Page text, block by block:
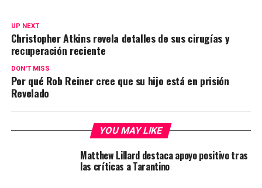
UP NEXT
Christopher Atkins revela detalles de sus cirugías y
recuperación reciente
DON'T MISS
Por qué Rob Reiner cree que su hijo está en prisión
Revelado
YOU MAY LIKE
Matthew Lillard destaca apoyo positivo tras
las críticas a Tarantino